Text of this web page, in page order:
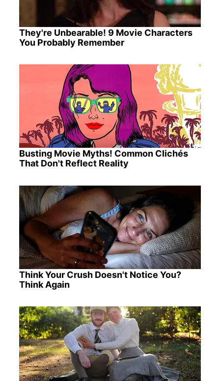
They're Unbearable! 9 Movie Characters
You Probably Remember
Busting Movie Myths! Common Clichés
That Don't Reflect Reality
Think Your Crush Doesn't Notice You?
Think Again